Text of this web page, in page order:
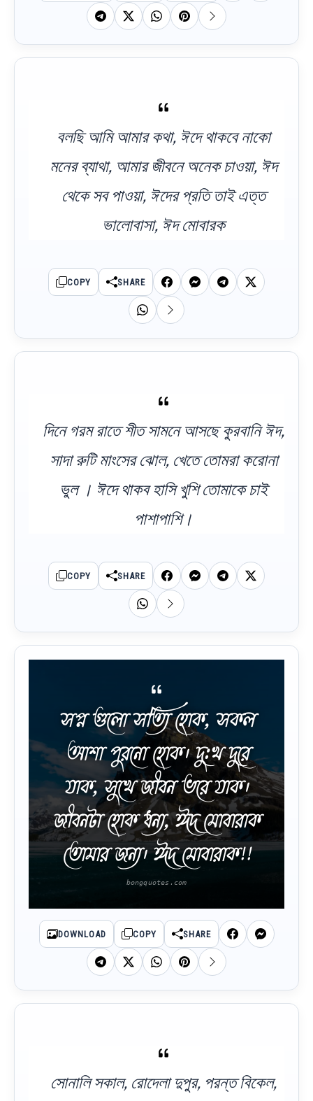
বলছি আমি আমার কথা, ঈদে থাকবে নাকো
মনের ব্যাথা, আমার জীবনে অনেক চাওয়া, ঈদ
থেকে সব পাওয়া, ঈদের প্রতি তাই এত্ত
ভালোবাসা, ঈদ মোবারক
COPY SHARE
দিনে গরম রাতে শীত সামনে আসছে কুরবানি ঈদ,
সাদা রুটি মাংসের ঝোল, খেতে তোমরা করোনা
ভুল । ঈদে থাকব হাসি খুশি তোমাকে চাই
পাশাপাশি।
COPY SHARE
সপ্ন গুলো সত্যি হোক, সকল
আশা পুরনো হোক। দু:খ দুরে
যাক, সুখে জীবন ভরে যাক।
জীবনটা হোক ধন্য, ঈদ মোবারাক
তোমার জন্য। ঈদ মোবারাক!!
DOWNLOAD COPY SHARE
সোনালি সকাল, রোদেলা দুপুর, পরন্ত বিকেল,